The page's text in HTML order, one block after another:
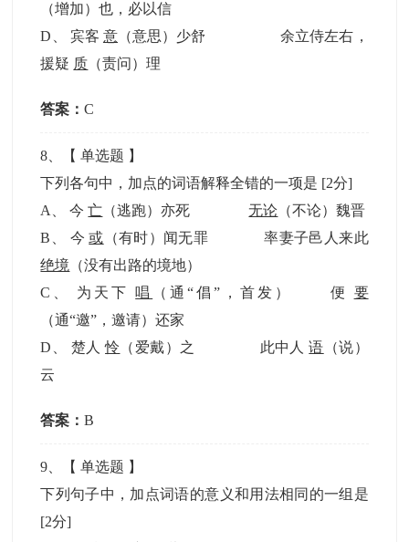
（增加）也，必以信
D
宾客 意 （意思）少舒 余立侍左右，
援疑 质 （责问）理
答案：C
8 、【单选题 】
下列各句中，加点的词语解释全错的一项是 [2分]
A
、今亡 （逃跑）亦死无论 （不论）魏晋
B
今或 （有时）闻无罪 率妻子邑人来此
绝境 （没有出路的境地）
C
为天下 唱 （通“倡”，首发） 便 要
（通“邀”，邀请）还家
D
楚人怜 （爱戴）之 此中人语 （说）
云
答案：B
9 、【单选题 】
下列句子中，加点词语的意义和用法相同的一组是
[2分]